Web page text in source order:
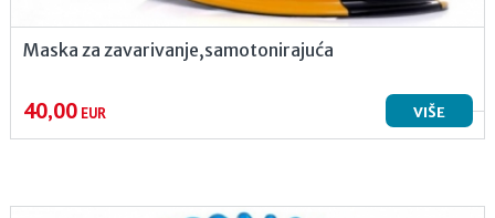
Maska za zavarivanje,samotonirajuća
40,00EUR VIŠE